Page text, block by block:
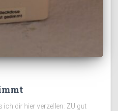
dir hier verzellen: ZU gut